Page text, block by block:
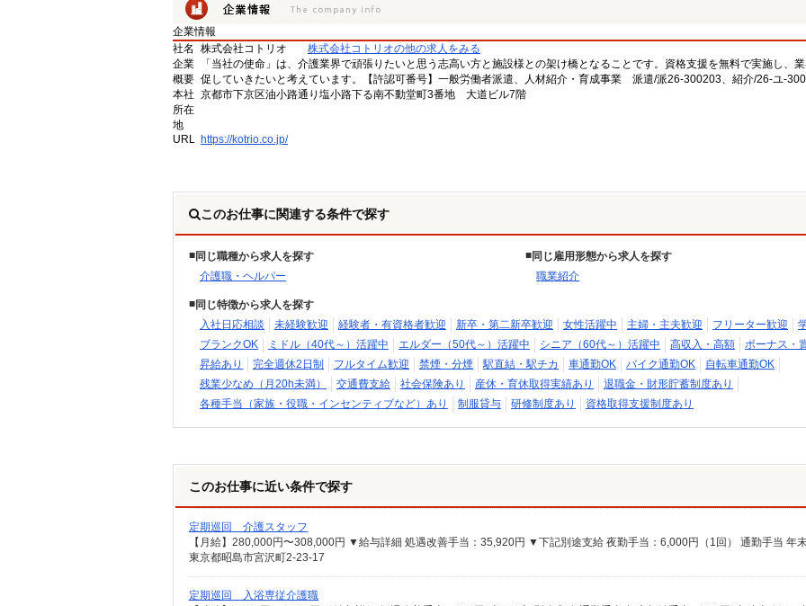
企業情報
社名
株式会社コトリオ
株式会社コトリオの他の求人をみる
企業
概要
「当社の使命」は、介護業界で頑張りたいと思う志高い方と施設様との架け橋となることです。資格支援を無料で実施し、
促していきたいと考えています。【許認可番号】一般労働者派遣、人材紹介・育成事業 派遣/派26-300203、紹介/26-ユ-
本社
所在
地
京都市下京区油小路通り塩小路下る南不動堂町3番地 大道ビル7階
URL https://kotrio.co.jp/
このお仕事に関連する条件で探す
同じ職種から求人を探す
介護職・ヘルパー
同じ雇用形態から求人を探す
職業紹介
同じ特徴から求人を探す
入社日応相談
未経験歓迎 経験者・有資格者歓迎 新卒・第二新卒歓迎 女性活躍中 主婦・主夫歓迎 フリーター歓迎
ブランクOK
ミドル（40代～）活躍中 エルダー（50代～）活躍中 シニア（60代～）活躍中 高収入・高額
ボーナス・
昇給あり
完全週休2日制 フルタイム歓迎 禁煙・分煙 駅直結・駅チカ 車通勤OK バイク通勤OK
自転車通勤OK
残業少なめ（月20h未満）
交通費支給 社会保険あり 産休・育休取得実績あり
退職金・財形貯蓄制度あり
各種手当（家族・役職・インセンティブなど）あり
制服貸与 研修制度あり 資格取得支援制度あり
このお仕事に近い条件で探す
定期巡回 介護スタッフ
東京都昭島市宮沢町2-23-17
定期巡回 入浴専従介護職